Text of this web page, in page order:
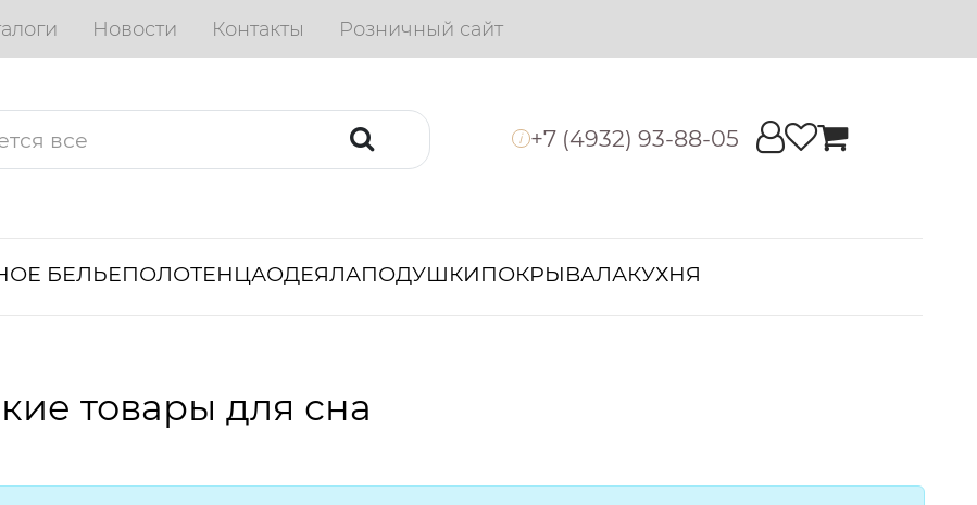
Новости Контакты Розничный сайт
i +7 (4932) 93-88-05
БЕЛЬЕПОЛОТЕНЦАОДЕЯЛАПОДУШКИПОКРЫВАЛАКУХНЯ
товары для сна